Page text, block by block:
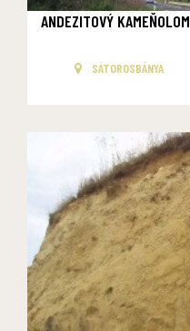
ANDEZITOVÝ KAMEŇOLOM
SÁTOROSBÁNYA